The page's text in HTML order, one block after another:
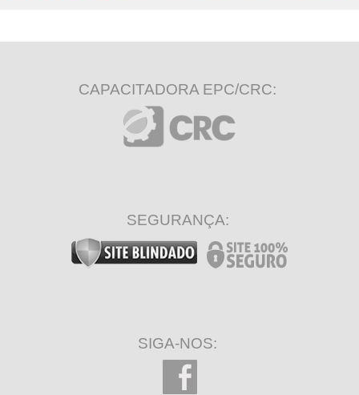
CAPACITADORA EPC/CRC:
SEGURANÇA:
SIGA-NOS: